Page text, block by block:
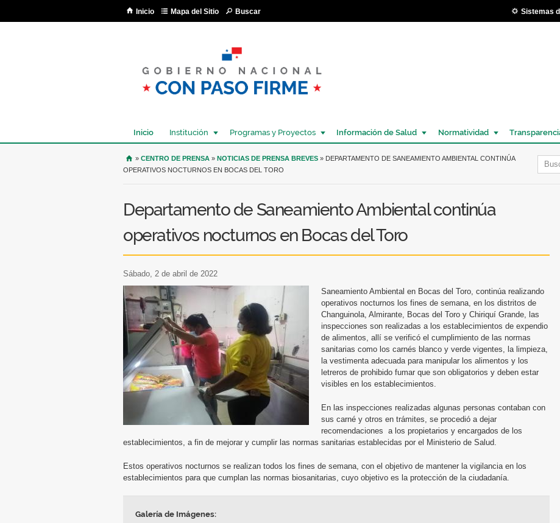
Inicio Mapa del Sitio Buscar Sistemas
Inicio Institución Programas y Proyectos Información de Salud Normatividad
USTED SE ENCUENTRA AQUÍ
» CENTRO DE PRENSA » NOTICIAS DE PRENSA BREVES » DEPARTAMENTO DE SANEAMIENTO AMBIENTAL CONTINÚA
OPERATIVOS NOCTURNOS EN BOCAS DEL TORO
Departamento de Saneamiento Ambiental continúa
operativos nocturnos en Bocas del Toro
sábado, 2 de abril de 2022
Saneamiento Ambiental en Bocas del Toro, continúa realizando
operativos nocturnos los fines de semana, en los distritos de
Changuinola, Almirante, Bocas del Toro y Chiriquí Grande, las
inspecciones son realizadas a los establecimientos de expendio
de alimentos, allí se verificó el cumplimiento de las normas
sanitarias como los carnés blanco y verde vigentes, la limpieza,
la vestimenta adecuada para manipular los alimentos y los
letreros de prohibido fumar que son obligatorios y deben estar
visibles en los establecimientos.
En las inspecciones realizadas algunas personas contaban con
sus carné y otros en trámites, se procedió a dejar
recomendaciones a los propietarios y encargados de los
establecimientos, a fin de mejorar y cumplir las normas sanitarias establecidas por el Ministerio de Salud.
Estos operativos nocturnos se realizan todos los fines de semana, con el objetivo de mantener la vigilancia en los
establecimientos para que cumplan las normas biosanitarias, cuyo objetivo es la protección de la ciudadanía.
Galería de Imágenes: